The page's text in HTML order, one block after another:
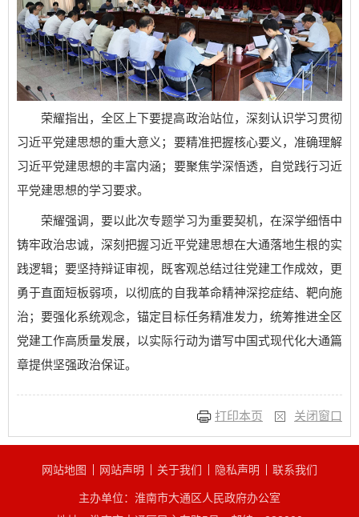
荣耀指出，全区上下要提高政治站位，深刻认识学习贯彻
习近平党建思想的重大意义；要精准把握核心要义，准确理解
习近平党建思想的丰富内涵；要聚焦学深悟透，自觉践行习近
平党建思想的学习要求。
荣耀强调，要以此次专题学习为重要契机，在深学细悟中
铸牢政治忠诚，深刻把握习近平党建思想在大通落地生根的实
践逻辑；要坚持辩证审视，既客观总结过往党建工作成效，更
勇于直面短板弱项，以彻底的自我革命精神深挖症结、靶向施
治；要强化系统观念，锚定目标任务精准发力，统筹推进全区
党建工作高质量发展，以实际行动为谱写中国式现代化大通篇
章提供坚强政治保证。
打印本页 关闭窗口
网站地图 网站声明 关于我们 隐私声明 联系我们
主办单位：淮南市大通区人民政府办公室